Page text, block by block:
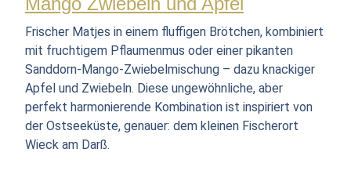
Frischer Matjes in einem fluffigen Brötchen, kombiniert
mit fruchtigem Pflaumenmus oder einer pikanten
Sanddorn-Mango-Zwiebelmischung – dazu knackiger
Apfel und Zwiebeln. Diese ungewöhnliche, aber
perfekt harmonierende Kombination ist inspiriert von
der Ostseeküste, genauer: dem kleinen Fischerort
Wieck am Darß.